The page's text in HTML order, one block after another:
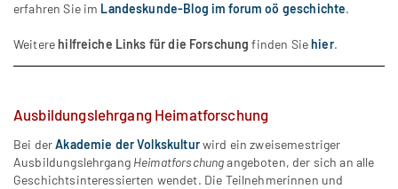
erfahren Sie im Landeskunde-Blog im forum oö geschichte.
Weiterehilfreiche Links für die Forschung finden Siehier.
Ausbildungslehrgang Heimatforschung
Bei derAkademie der Volkskulturwird ein zweisemestriger
Ausbildungslehrgang Heimatforschungangeboten, der sich an alle
Geschichtsinteressierten wendet. Die Teilnehmerinnen und